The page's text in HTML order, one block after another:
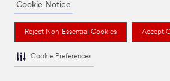
Cookie Notice
Reject Non-Essential Cookies Accept
Cookie Preferences